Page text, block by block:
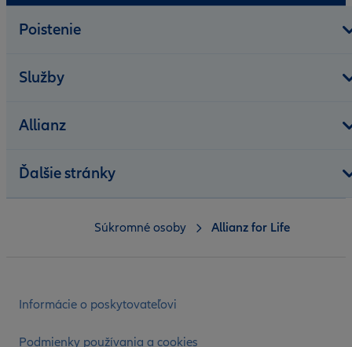
Poistenie
Služby
Allianz
Ďalšie stránky
Informácie o poskytovateľovi
Podmienky používania a cookies
Súkromné osoby Allianz for Life